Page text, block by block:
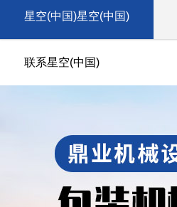
星空(中国)星空(中国)
联系星空(中国)